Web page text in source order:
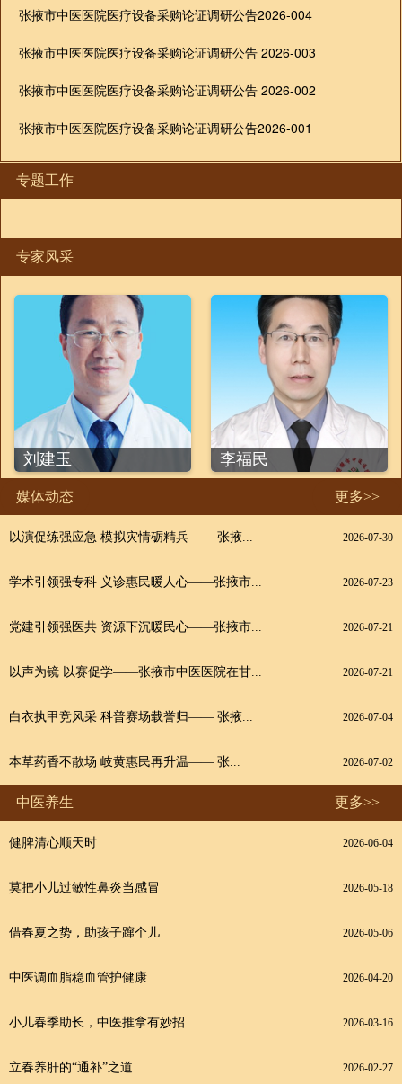
张掖市中医医院医疗设备采购论证调研公告2026-004
张掖市中医医院医疗设备采购论证调研公告 2026-003
张掖市中医医院医疗设备采购论证调研公告 2026-002
张掖市中医医院医疗设备采购论证调研公告2026-001
专题工作
专家风采
刘建玉 李福民
媒体动态 更多>>
以演促练强应急 模拟灾情砺精兵—— 张掖... 2026-07-30
学术引领强专科 义诊惠民暖人心——张掖市... 2026-07-23
党建引领强医共 资源下沉暖民心——张掖市... 2026-07-21
以声为镜 以赛促学——张掖市中医医院在甘... 2026-07-21
白衣执甲竞风采 科普赛场载誉归—— 张掖... 2026-07-04
本草药香不散场 岐黄惠民再升温—— 张... 2026-07-02
中医养生 更多>>
健脾清心顺天时 2026-06-04
莫把小儿过敏性鼻炎当感冒 2026-05-18
借春夏之势，助孩子蹿个儿 2026-05-06
中医调血脂稳血管护健康 2026-04-20
小儿春季助长，中医推拿有妙招 2026-03-16
立春养肝的“通补”之道 2026-02-27